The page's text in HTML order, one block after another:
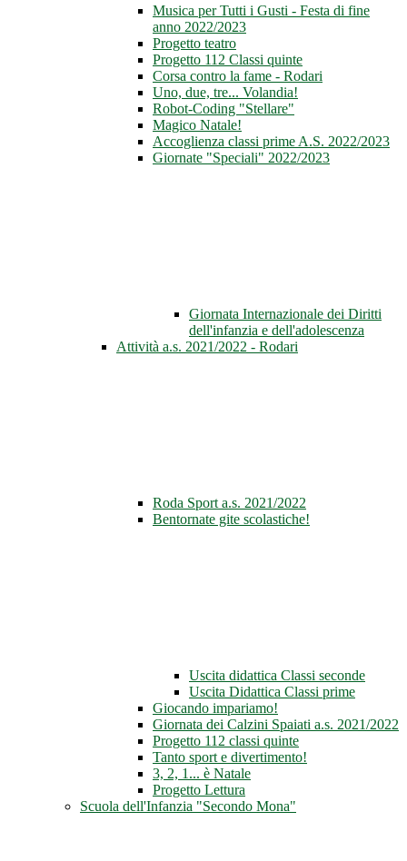
Musica per Tutti i Gusti - Festa di fine
anno 2022/2023
Progetto teatro
Progetto 112 Classi quinte
Corsa contro la fame - Rodari
Uno, due, tre... Volandia!
Robot-Coding "Stellare"
Magico Natale!
Accoglienza classi prime A.S. 2022/2023
Giornate "Speciali" 2022/2023
Giornata Internazionale dei Diritti
dell'infanzia e dell'adolescenza
Attività a.s. 2021/2022 - Rodari
Roda Sport a.s. 2021/2022
Bentornate gite scolastiche!
Uscita didattica Classi seconde
Uscita Didattica Classi prime
Giocando impariamo!
Giornata dei Calzini Spaiati a.s. 2021/2022
Progetto 112 classi quinte
Tanto sport e divertimento!
3, 2, 1... è Natale
Progetto Lettura
Scuola dell'Infanzia "Secondo Mona"